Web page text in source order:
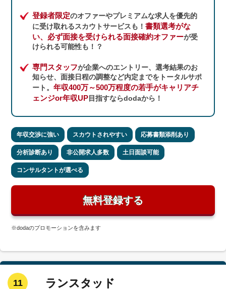
登録者限定のオファーやプレミアムな求人を優先的
に受け取れるスカウトサービスも！書類選考がな
い、必ず面接を受けられる面接確約オファーが受
けられる可能性も！？
専門スタッフが企業へのエントリー、選考結果のお
知らせ、面接日程の調整など内定までをトータルサポ
ート。年収400万～500万程度の若手がキャリアチ
ェンジor年収UP目指すならdodaから！
年収交渉に強い スカウトされやすい 応募書類添削あり
分析診断あり 非公開求人多数 土日面談可能
コンサルタントが選べる
無料登録する
※dodaのプロモーションを含みます
11 ランスタッド